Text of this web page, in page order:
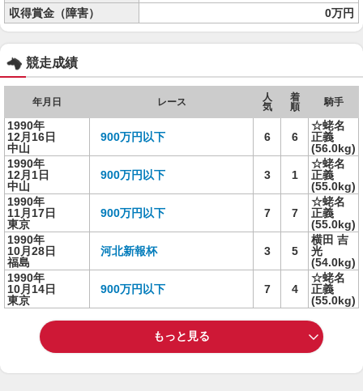
収得賞金（障害）
0万円
競走成績
年月日 レース
人
気
着
順
騎手
1990年
12月16日
中山
900万円以下 6 6
☆蛯名
正義
(56.0kg)
1990年
12月1日
中山
900万円以下 3 1
☆蛯名
正義
(55.0kg)
1990年
11月17日
東京
900万円以下 7 7
☆蛯名
正義
(55.0kg)
1990年
10月28日
福島
河北新報杯 3 5
横田 吉
光
(54.0kg)
1990年
10月14日
東京
900万円以下 7 4
☆蛯名
正義
(55.0kg)
もっと見る